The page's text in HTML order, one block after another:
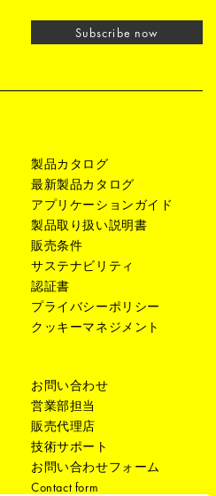
Subscribe now
製品カタログ
最新製品カタログ
アプリケーションガイド
製品取り扱い説明書
販売条件
サステナビリティ
認証書
プライバシーポリシー
クッキーマネジメント
お問い合わせ
営業部担当
販売代理店
技術サポート
お問い合わせフォーム
Contact form